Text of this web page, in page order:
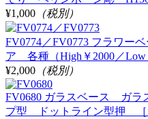
¥1,000 （税別）
FV0774／FV0773 フラワ
ア 各種（High￥2000／Low
¥2,000 （税別）
FV0680 ガラスベース ガ
プ型 ドットライン型押 ［